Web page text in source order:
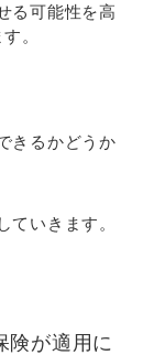
る可能性を高
。
きるかどうか
ていきます。
険が適用に